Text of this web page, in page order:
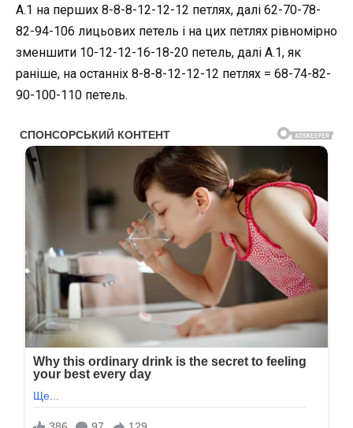
A.1 на перших 8-8-8-12-12-12 петлях, далі 62-70-78-
82-94-106 лицьових петель і на цих петлях рівномірно
зменшити 10-12-12-16-18-20 петель, далі A.1, як
раніше, на останніх 8-8-8-12-12-12 петлях = 68-74-82-
90-100-110 петель.